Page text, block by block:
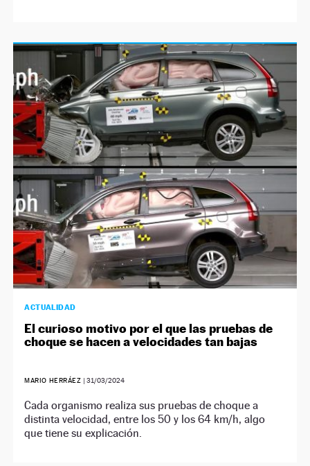
ACTUALIDAD
El curioso motivo por el que las pruebas de
choque se hacen a velocidades tan bajas
MARIO HERRÁEZ |31/03/2024
Cada organismo realiza sus pruebas de choque a
distinta velocidad, entre los 50 y los 64 km/h, algo
que tiene su explicación.